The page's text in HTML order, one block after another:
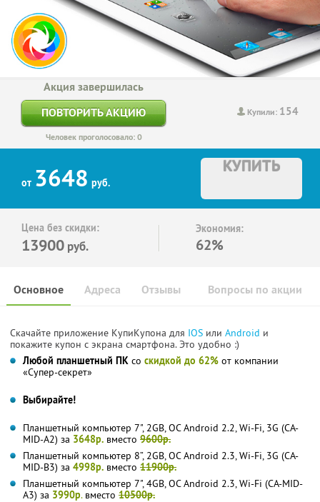
Купили: 154
Акция завершилась
ПОВТОРИТЬ АКЦИЮ
Человек проголосовало: 0
от 3648 руб.
КУПИТЬ
Цена без скидки:
13900 руб.
Экономия:
62%
Основное Отзывы Вопросы по акции
Адреса
Скачайте приложение КупиКупона для IOS или Android и
покажите купон с экрана смартфона. Это удобно :)
Любой планшетный ПК со скидкой до 62% от компании
«Супер-секрет»
Выбирайте!
Планшетный компьютер 7", 2GB, ОС Android 2.2, Wi-Fi, 3G (CA-
MID-A2) за 3648р. вместо 9600р.
Планшетный компьютер 8”, 2GB, ОС Android 2.3, Wi-Fi, 3G (CA-
MID-B3) за 4998р. вместо 11900р.
Планшетный компьютер 7", 4GB, ОС Android 2.3, Wi-Fi (CA-MID-
A3) за 3990р.вместо 10500р.